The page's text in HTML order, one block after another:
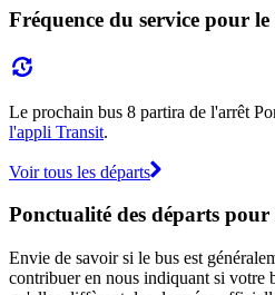
Fréquence du service pour
Le prochain bus 8 partira de l'arrêt
l'appli Transit.
Voir tous les départs
Ponctualité des départs pour
Envie de savoir si le bus est
contribuer en nous indiquant si votre